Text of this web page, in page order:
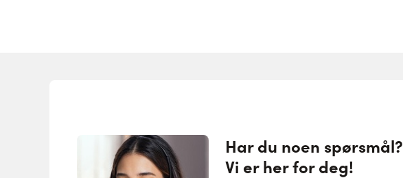
Har du noen spørsmål?
Vi er her for deg!